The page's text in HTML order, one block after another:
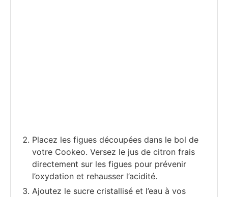
Placez les figues découpées dans le bol de
votre Cookeo. Versez le jus de citron frais
directement sur les figues pour prévenir
l’oxydation et rehausser l’acidité.
Ajoutez le sucre cristallisé et l’eau à vos